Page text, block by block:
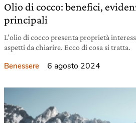
Olio di cocco: benefici,
principali
L’olio di cocco presenta proprietà
aspetti da chiarire. Ecco di cosa si tratta.
Benessere 6 agosto 2024